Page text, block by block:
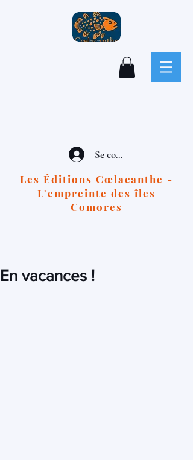
Se connecter
Les Éditions Cœlacanthe -
L'empreinte des îles
Comores
En vacances !